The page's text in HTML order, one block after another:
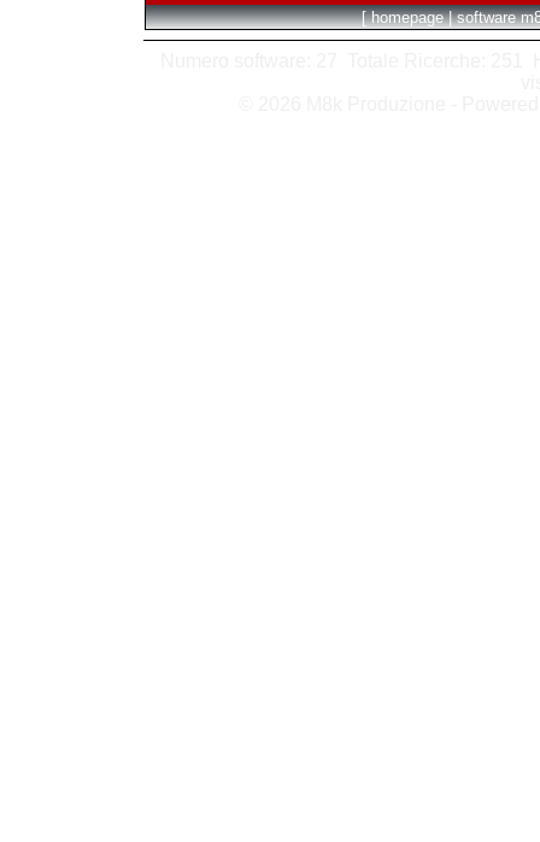
[ homepage | software